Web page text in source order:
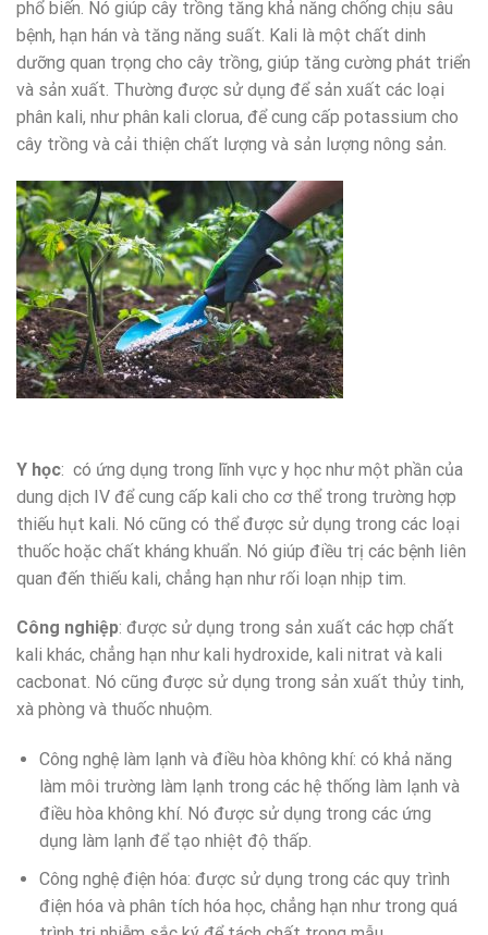
phổ biến. Nó giúp cây trồng tăng khả năng chống chịu sâu
bệnh, hạn hán và tăng năng suất. Kali là một chất dinh
dưỡng quan trọng cho cây trồng, giúp tăng cường phát triển
và sản xuất. Thường được sử dụng để sản xuất các loại
phân kali, như phân kali clorua, để cung cấp potassium cho
cây trồng và cải thiện chất lượng và sản lượng nông sản.
Y học: có ứng dụng trong lĩnh vực y học như một phần của
dung dịch IV để cung cấp kali cho cơ thể trong trường hợp
thiếu hụt kali. Nó cũng có thể được sử dụng trong các loại
thuốc hoặc chất kháng khuẩn. Nó giúp điều trị các bệnh liên
quan đến thiếu kali, chẳng hạn như rối loạn nhịp tim.
Công nghiệp: được sử dụng trong sản xuất các hợp chất
kali khác, chẳng hạn như kali hydroxide, kali nitrat và kali
cacbonat. Nó cũng được sử dụng trong sản xuất thủy tinh,
xà phòng và thuốc nhuộm.
Công nghệ làm lạnh và điều hòa không khí: có khả năng
làm môi trường làm lạnh trong các hệ thống làm lạnh và
điều hòa không khí. Nó được sử dụng trong các ứng
dụng làm lạnh để tạo nhiệt độ thấp.
Công nghệ điện hóa: được sử dụng trong các quy trình
điện hóa và phân tích hóa học, chẳng hạn như trong quá